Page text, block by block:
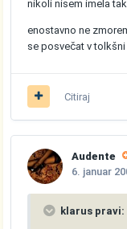
nikoli nisem imela
enostavno ne
se posvečat v
Citiraj
Audente
6. januar
klarus pravi: